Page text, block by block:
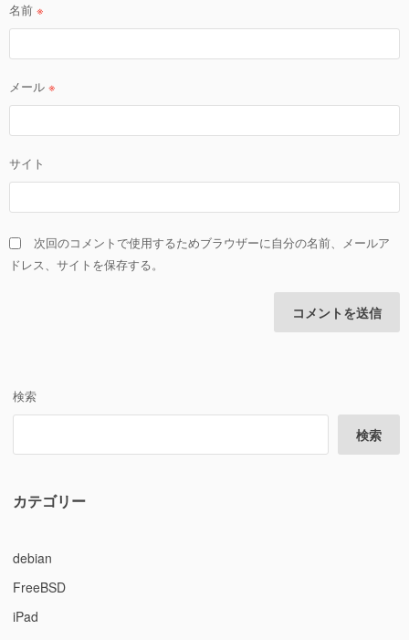
名前 ※
メール ※
サイト
次回のコメントで使用するためブラウザーに自分の名前、メールア
ドレス、サイトを保存する。
検索
検索
カテゴリー
debian
FreeBSD
iPad